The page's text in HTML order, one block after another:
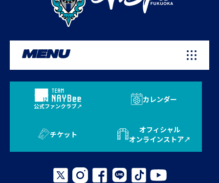
MENU
公式ファンクラブ
カレンダー
チケット
オフィシャル
オンラインストア